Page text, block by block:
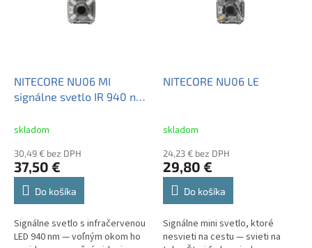
NITECORE NU06 MI
signálne svetlo IR 940 nm
skladom
30,49 € bez DPH
37,50 €
Do košíka
Signálne svetlo s infračervenou
LED 940 nm — voľným okom ho
NITECORE NU06 LE
skladom
24,23 € bez DPH
29,80 €
Do košíka
Signálne mini svetlo, ktoré
nesvieti na cestu — svieti na